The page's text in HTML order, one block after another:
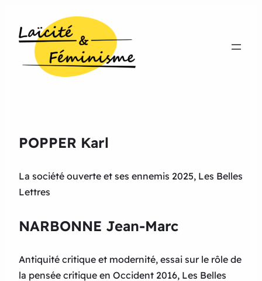
POPPER Karl
La société ouverte et ses ennemis 2025, Les Belles
Lettres
NARBONNE Jean-Marc
Antiquité critique et modernité, essai sur le rôle de
la pensée critique en Occident 2016, Les Belles